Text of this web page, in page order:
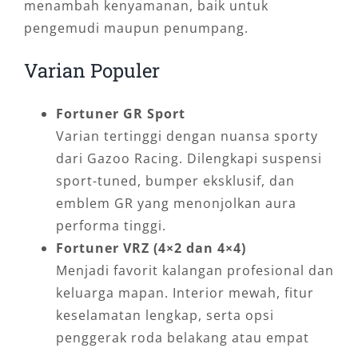
menambah kenyamanan, baik untuk
pengemudi maupun penumpang.
Varian Populer
Fortuner GR Sport
Varian tertinggi dengan nuansa sporty
dari Gazoo Racing. Dilengkapi suspensi
sport-tuned, bumper eksklusif, dan
emblem GR yang menonjolkan aura
performa tinggi.
Fortuner VRZ (4×2 dan 4×4)
Menjadi favorit kalangan profesional dan
keluarga mapan. Interior mewah, fitur
keselamatan lengkap, serta opsi
penggerak roda belakang atau empat